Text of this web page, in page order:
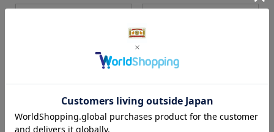
S・M・Lサイズより当店に